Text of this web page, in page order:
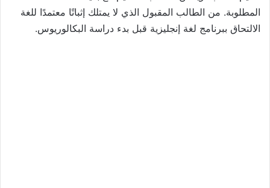
المطلوبة. من الطالب المقبول الذي لا يمتلك إثباتًا معتمدًا للغة
الالتحاق ببرنامج لغة إنجليزية قبل بدء دراسة البكالوريوس.